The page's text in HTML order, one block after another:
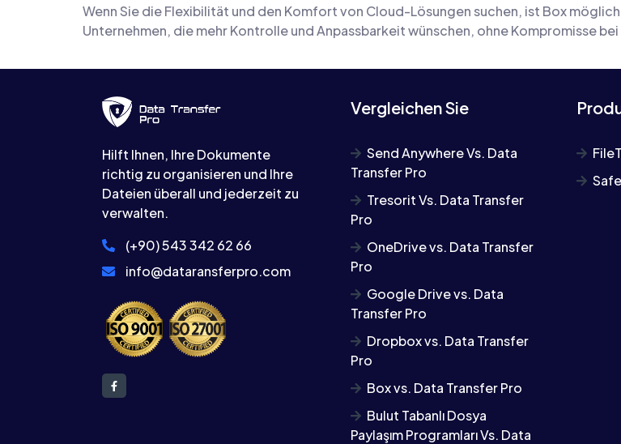
Wenn Sie die Flexibilität und den Komfort von Cloud-Lösungen suchen, ist Box
Unternehmen, die mehr Kontrolle und Anpassbarkeit wünschen, ohne Kompromisse
Hilft Ihnen, Ihre Dokumente
richtig zu organisieren und Ihre
Dateien überall und jederzeit zu
verwalten.
(+90) 543 342 62 66
info@dataransferpro.com
Vergleichen Sie
Send Anywhere Vs. Data
Transfer Pro
Tresorit Vs. Data Transfer
Pro
OneDrive vs. Data Transfer
Pro
Google Drive vs. Data
Transfer Pro
Dropbox vs. Data Transfer
Pro
Box vs. Data Transfer Pro
Bulut Tabanlı Dosya
Paylaşım Programları Vs. Data